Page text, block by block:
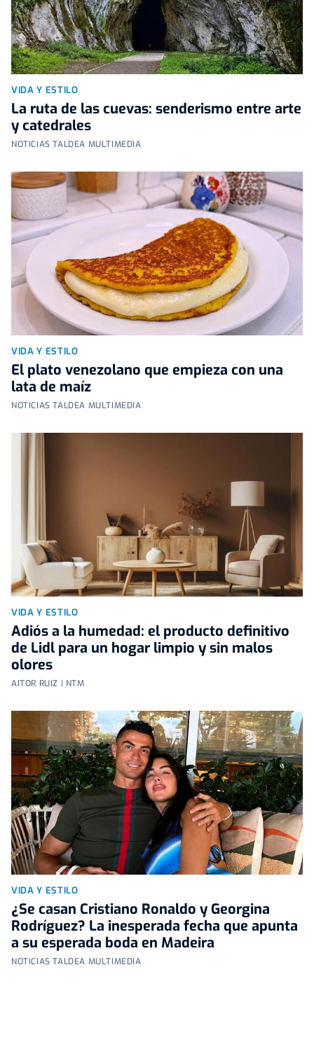
VIDA Y ESTILO
La ruta de las cuevas: senderismo entre arte
y catedrales
NOTICIAS TALDEA MULTIMEDIA
VIDA Y ESTILO
El plato venezolano que empieza con una
lata de maíz
NOTICIAS TALDEA MULTIMEDIA
VIDA Y ESTILO
Adiós a la humedad: el producto definitivo
de Lidl para un hogar limpio y sin malos
olores
AITOR RUIZ | NTM
VIDA Y ESTILO
¿Se casan Cristiano Ronaldo y Georgina
Rodríguez? La inesperada fecha que apunta
a su esperada boda en Madeira
NOTICIAS TALDEA MULTIMEDIA